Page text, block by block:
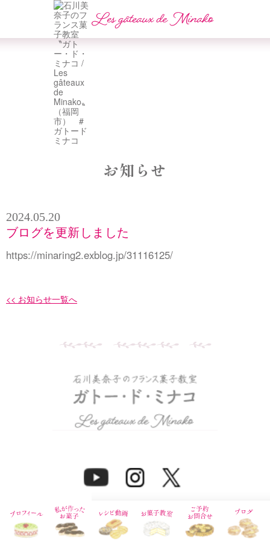
お知らせ
2024.05.20
ブログを更新しました
https://minaring2.exblog.jp/31116125/
<< お知らせ一覧へ